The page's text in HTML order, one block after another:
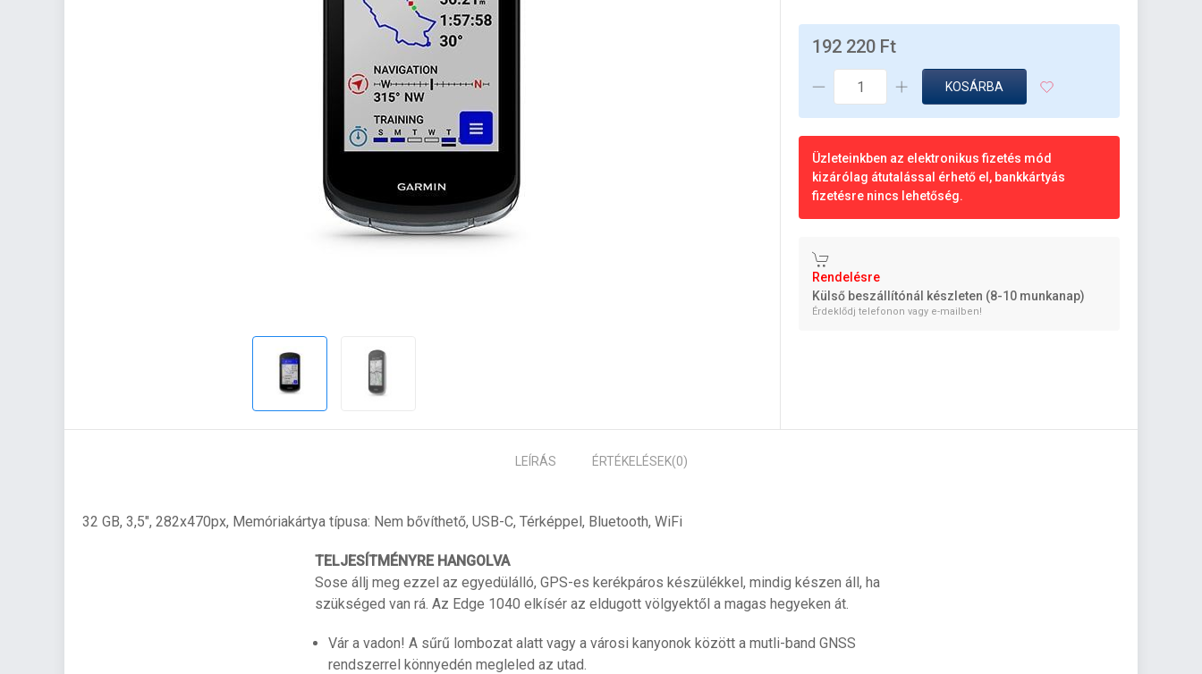
192 220 Ft
KOSÁRBA
Üzleteinkben az elektronikus fizetés mód
kizárólag átutalással érhető el, bankkártyás
fizetésre nincs lehetőség.
Rendelésre
Külső beszállítónál készleten (8-10 munkanap)
Érdeklődj telefonon vagy e-mailben!
LEÍRÁS ÉRTÉKELÉSEK(0)
32 GB, 3,5", 282x470px, Memóriakártya típusa: Nem bővíthető, USB-C, Térképpel, Bluetooth, WiFi
TELJESÍTMÉNYRE HANGOLVA
Sose állj meg ezzel az egyedülálló, GPS-es kerékpáros készülékkel, mindig készen áll, ha
szükséged van rá. Az Edge 1040 elkísér az eldugott völgyektől a magas hegyeken át.
Vár a vadon! A sűrű lombozat alatt vagy a városi kanyonok között a mutli-band GNSS
rendszerrel könnyedén megleled az utad.